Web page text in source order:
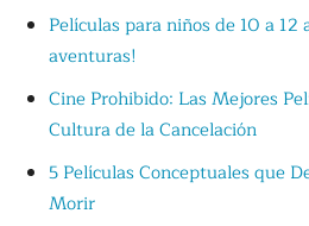
Películas para niños de 10 a 12
aventuras!
Cine Prohibido: Las Mejores
Cultura de la Cancelación
5 Películas Conceptuales que
Morir